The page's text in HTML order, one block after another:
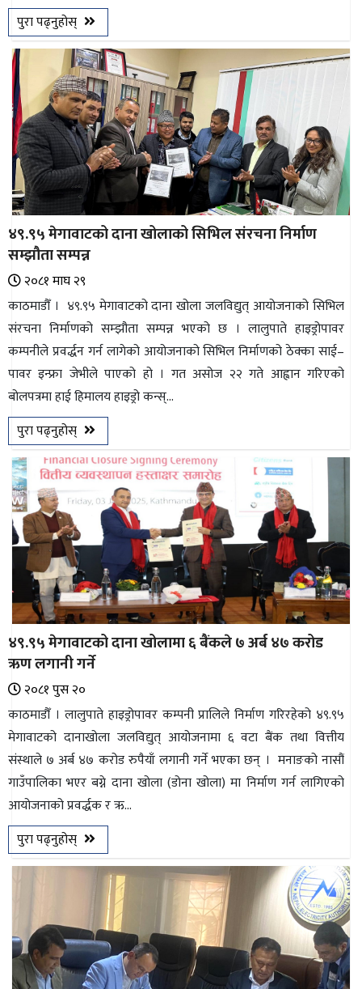
पुरा पढ्नुहोस्
४९.९५ मेगावाटको दाना खोलाको सिभिल संरचना निर्माण
सम्झौता सम्पन्न
२०८१ माघ २९
काठमाडौँ । ४९.९५ मेगावाटको दाना खोला जलविद्युत् आयोजनाको सिभिल
संरचना निर्माणको सम्झौता सम्पन्न भएको छ । लालुपाते हाइड्रोपावर
कम्पनीले प्रवर्द्धन गर्न लागेको आयोजनाको सिभिल निर्माणको ठेक्का साई–
पावर इन्फ्रा जेभीले पाएको हो । गत असोज २२ गते आह्वान गरिएको
बोलपत्रमा हाई हिमालय हाइड्रो कन्स्...
पुरा पढ्नुहोस्
४९.९५ मेगावाटको दाना खोलामा ६ बैंकले ७ अर्ब ४७ करोड
ऋण लगानी गर्ने
२०८१ पुस २०
काठमाडौँ । लालुपाते हाइड्रोपावर कम्पनी प्रालिले निर्माण गरिरहेको ४९.९५
मेगावाटको दानाखोला जलविद्युत् आयोजनामा ६ वटा बैंक तथा वित्तीय
संस्थाले ७ अर्ब ४७ करोड रुपैयाँ लगानी गर्ने भएका छन् । मनाङको नासौं
गाउँपालिका भएर बग्ने दाना खोला (डोना खोला) मा निर्माण गर्न लागिएको
आयोजनाको प्रवर्द्धक र ऋ...
पुरा पढ्नुहोस्